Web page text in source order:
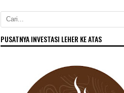
PUSATNYA INVESTASI LEHER KE ATAS